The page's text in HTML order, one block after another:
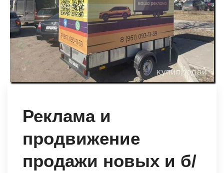
Реклама и
продвижение
продажи новых и б/